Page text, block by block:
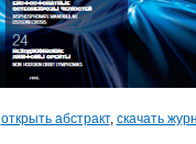
открыть абстракт, скачать